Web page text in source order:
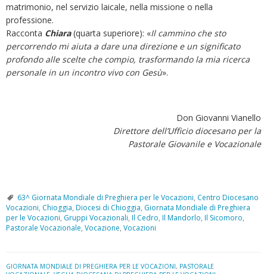
matrimonio, nel servizio laicale, nella missione o nella
professione.
Racconta Chiara(quarta superiore): «Il cammino che sto
percorrendo mi aiuta a dare una direzione e un significato
profondo alle scelte che compio, trasformando la mia ricerca
personale in un incontro vivo con Gesù».
Don Giovanni Vianello
Direttore dell’Ufficio diocesano per la
Pastorale Giovanile e Vocazionale
63^ Giornata Mondiale di Preghiera per le Vocazioni, Centro Diocesano
Vocazioni, Chioggia, Diocesi di Chioggia, Giornata Mondiale di Preghiera
per le Vocazioni, Gruppi Vocazionali, Il Cedro, Il Mandorlo, Il Sicomoro,
Pastorale Vocazionale, Vocazione, Vocazioni
GIORNATA MONDIALE DI PREGHIERA PER LE VOCAZIONI, PASTORALE